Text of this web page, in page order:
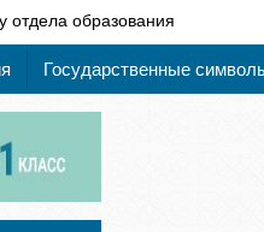
отдела образования
Государственные